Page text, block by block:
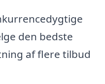
den bedste
af flere tilbud